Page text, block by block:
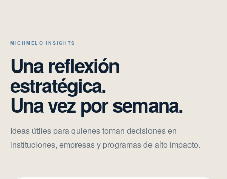
MICHMELO INSIGHTS
Una reflexión
estratégica.
Una vez por semana.
Ideas útiles para quienes toman decisiones en
instituciones, empresas y programas de alto impacto.